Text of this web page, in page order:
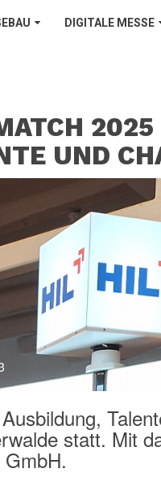
DIGITALE MESSE
UND
statt. Mit